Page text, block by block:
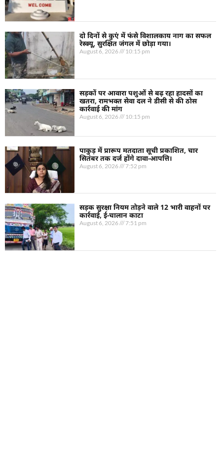
दो दिनों से कुएं में फंसे विशालकाय नाग का सफल
रेस्क्यू, सुरक्षित जंगल में छोड़ा गया।
August 6, 2026 10:15 pm
सड़कों पर आवारा पशुओं से बढ़ रहा हादसों का
खतरा, रामभक्त सेवा दल ने डीसी से की ठोस
कार्रवाई की मांग
August 6, 2026 10:15 pm
पाकुड़ में प्रारूप मतदाता सूची प्रकाशित, चार
सितंबर तक दर्ज होंगे दावा-आपत्ति।
August 6, 2026 7:52 pm
सड़क सुरक्षा नियम तोड़ने वाले 12 भारी वाहनों पर
कार्रवाई, ई-चालान काटा
August 6, 2026 7:51 pm